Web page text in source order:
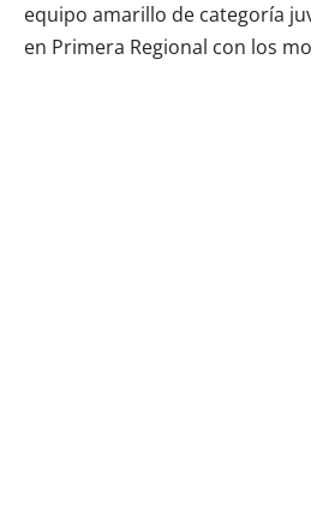
equipo amarillo de categoría
en Primera Regional con los